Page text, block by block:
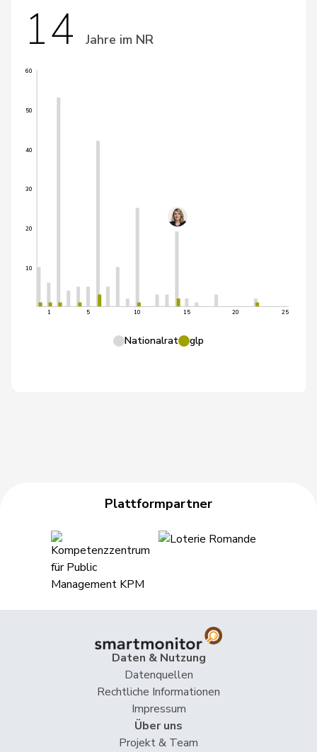
14 Jahre im NR
10
20
30
40
50
60
1 5 10 15 20 25
Nationalrat glp
Plattformpartner
Daten & Nutzung
Datenquellen
Rechtliche Informationen
Impressum
Über uns
Projekt & Team